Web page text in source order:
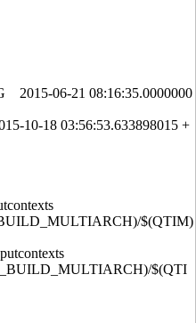
2015-06-21 08:16:35.0000000
10-18 03:56:53.633898015 +
$(QTIM)
$(QTI